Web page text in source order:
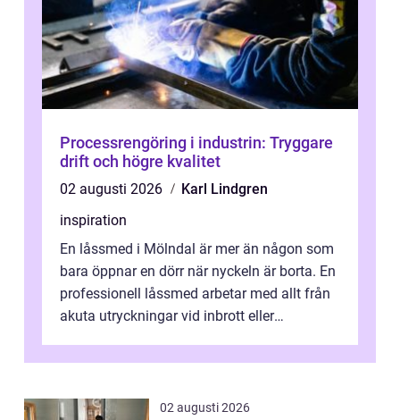
Processrengöring i industrin: Tryggare
drift och högre kvalitet
02 augusti 2026
Karl Lindgren
inspiration
En låssmed i Mölndal är mer än någon som
bara öppnar en dörr när nyckeln är borta. En
professionell låssmed arbetar med allt från
akuta utryckningar vid inbrott eller
02 augusti 2026